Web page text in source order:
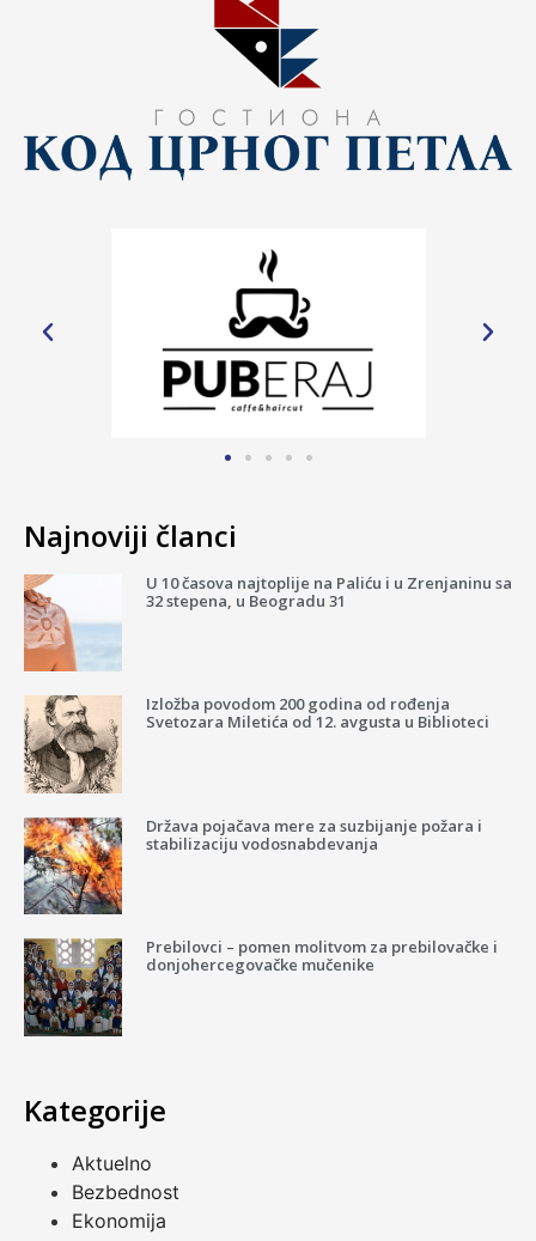
Najnoviji članci
U 10 časova najtoplije na Paliću i u Zrenjaninu sa
32 stepena, u Beogradu 31
Izložba povodom 200 godina od rođenja
Svetozara Miletića od 12. avgusta u Biblioteci
Država pojačava mere za suzbijanje požara i
stabilizaciju vodosnabdevanja
Prebilovci – pomen molitvom za prebilovačke i
donjohercegovačke mučenike
Kategorije
Aktuelno
Bezbednost
Ekonomija